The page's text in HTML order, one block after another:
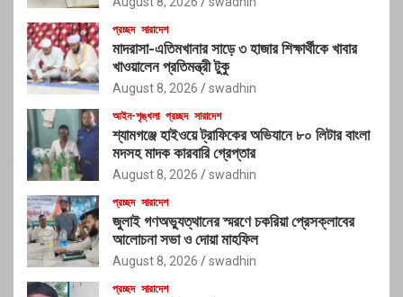
প্রচ্ছদ সারাদেশ
মাদরাসা-এতিমখানার সাড়ে ৩ হাজার শিক্ষার্থীকে খাবার
খাওয়ালেন প্রতিমন্ত্রী টুকু
August 8, 2026 swadhin
আইন-শৃঙ্খলা প্রচ্ছদ সারাদেশ
শ্যামগঞ্জে হাইওয়ে ট্রাফিকের অভিযানে ৮০ লিটার বাংলা
মদসহ মাদক কারবারি গ্রেপ্তার
August 8, 2026 swadhin
প্রচ্ছদ সারাদেশ
জুলাই গণঅভ্যুত্থানের স্মরণে চকরিয়া প্রেসক্লাবের
আলোচনা সভা ও দোয়া মাহফিল
August 8, 2026 swadhin
প্রচ্ছদ সারাদেশ